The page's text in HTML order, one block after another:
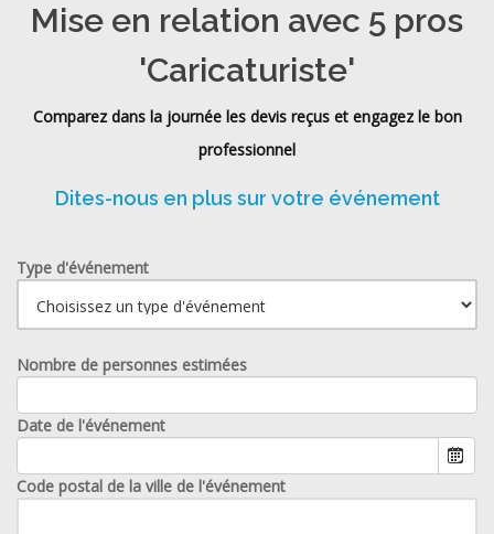
Mise en relation avec 5 pros
'Caricaturiste'
Comparez dans la journée les devis reçus et engagez le bon
professionnel
Dites-nous en plus sur votre événement
Type d'événement
Nombre de personnes estimées
Date de l'événement
Code postal de la ville de l'événement